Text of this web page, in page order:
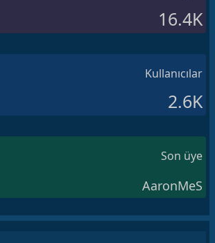
16.4K
Kullanıcılar
2.6K
Son üye
AaronMeS